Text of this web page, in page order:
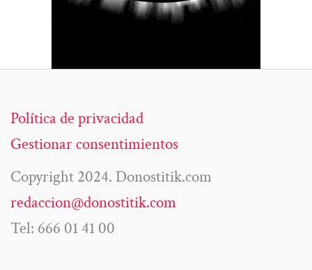
Política de privacidad
Gestionar consentimientos
Copyright 2024. Donostitik.com
redaccion@donostitik.com
Tel: 666 01 41 00